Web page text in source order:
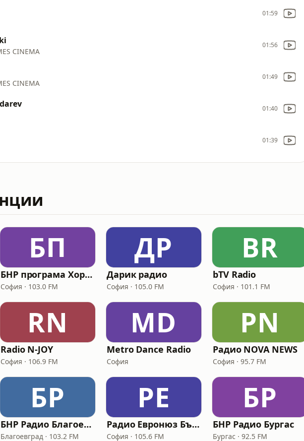
01:59
CINEMA
01:56
CINEMA
01:49
01:40
01:39
БП
БНР програма Хоризонт
София · 103.0 FM
ДР
Дарик радио
София · 105.0 FM
BR
bTV Radio
София · 101.1 FM
RN
Radio N-JOY
София · 106.9 FM
MD
Metro Dance Radio
София
РN
Радио NOVA NEWS
София · 95.7 FM
БР
БНР Радио Благоевград
Благоевград · 103.2 FM
РЕ
Радио Евронюз България
София · 105.6 FM
БР
БНР Радио Бургас
Бургас · 92.5 FM